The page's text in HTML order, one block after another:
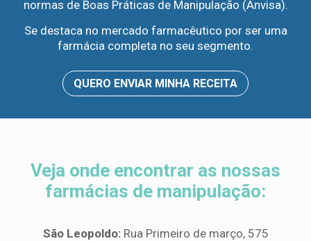
Mix
Completo
de
Produtos
Domicílio
Estamos Prontos Para Ajudar!
Se destaca no mercado farmacêutico por ser uma
QUERO ENVIAR MINHA RECEITA
normas de Boas Práticas de Manipulação (Anvisa).
Se destaca no mercado farmacêutico por ser uma
farmácia completa no seu segmento.
QUERO ENVIAR MINHA RECEITA
nossas
farmácias de
Veja onde encontrar as nossas
farmácias de manipulação:
São Leopoldo:Rua Primeiro de março, 575